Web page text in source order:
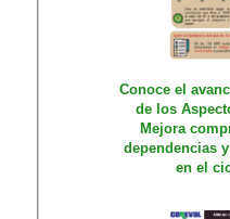
Conoce el
de los
Mejora
dependencias
en el